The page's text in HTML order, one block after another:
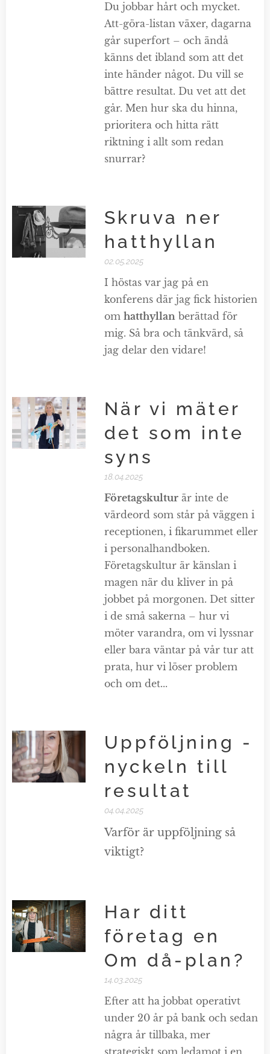
Du jobbar hårt och mycket.
Att-göra-listan växer, dagarna
går superfort – och ändå
känns det ibland som att det
inte händer något. Du vill se
bättre resultat. Du vet att det
går. Men hur ska du hinna,
prioritera och hitta rätt
riktning i allt som redan
snurrar?
Skruva ner
hatthyllan
02.05.2025
I höstas var jag på en
konferens där jag fick historien
om hatthyllanberättad för
mig. Så bra och tänkvärd, så
jag delar den vidare!
När vi mäter
det som inte
syns
18.04.2025
Företagskulturär inte de
värdeord som står på väggen i
receptionen, i fikarummet eller
i personalhandboken.
Företagskultur är känslan i
magen när du kliver in på
jobbet på morgonen. Det sitter
i de små sakerna – hur vi
möter varandra, om vi lyssnar
eller bara väntar på vår tur att
prata, hur vi löser problem
och om det...
Uppföljning -
nyckeln till
resultat
04.04.2025
Varför är uppföljning så
viktigt?
Har ditt
företag en
Om då-plan?
14.03.2025
Efter att ha jobbat operativt
under 20 år på bank och sedan
några år tillbaka, mer
strategiskt som ledamot i en